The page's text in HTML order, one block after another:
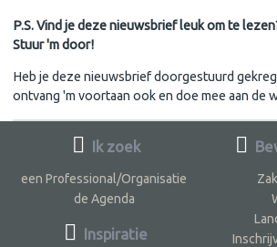
P.S. Vind je deze nieuwsbrief leuk om te
Stuur 'm door!
Heb je deze nieuwsbrief doorgestuurd
ontvang 'm voortaan ook en doe mee aan de
Ik zoek
een Professional/Organisatie
de Agenda
Inspiratie